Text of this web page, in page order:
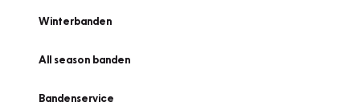
Winterbanden
All season banden
Bandenservice